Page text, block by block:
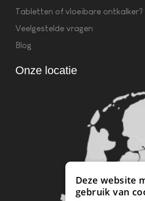
Tabletten of vloeibare ontkalker?
Veelgestelde vragen
Blog
Onze locatie
Deze website
gebruik van